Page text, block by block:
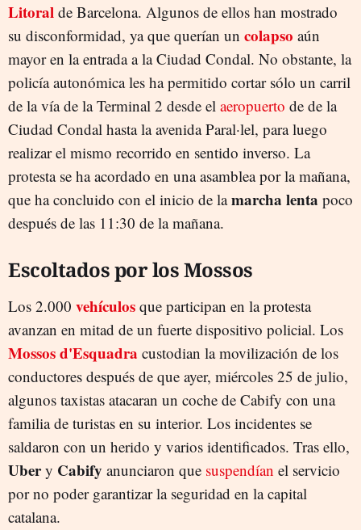
Litoral de Barcelona. Algunos de ellos han mostrado
su disconformidad, ya que querían un colapso aún
mayor en la entrada a la Ciudad Condal. No obstante, la
policía autonómica les ha permitido cortar sólo un carril
de la vía de la Terminal 2 desde el aeropuerto de de la
Ciudad Condal hasta la avenida Paral·lel, para luego
realizar el mismo recorrido en sentido inverso. La
protesta se ha acordado en una asamblea por la mañana,
que ha concluido con el inicio de lamarcha lenta poco
después de las 11:30 de la mañana.
Escoltados por los Mossos
Los 2.000 vehículos que participan en la protesta
avanzan en mitad de un fuerte dispositivo policial. Los
Mossos d'Esquadra custodian la movilización de los
conductores después de que ayer, miércoles 25 de julio,
algunos taxistas atacaran un coche de Cabify con una
familia de turistas en su interior. Los incidentes se
saldaron con un herido y varios identificados. Tras ello,
Ubery Cabify anunciaron que suspendían el servicio
por no poder garantizar la seguridad en la capital
catalana.